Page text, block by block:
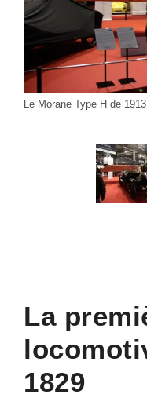
Le Morane Type H de 1913
La
1829